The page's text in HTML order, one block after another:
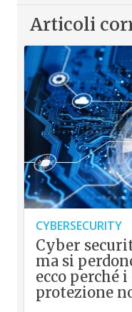
Articoli
CYBERSECURITY
Cyber
ma si
ecco perché
protezione